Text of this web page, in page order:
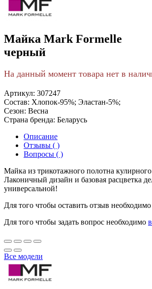
Майка Mark Formelle
черный
На данный момент товара нет в
Артикул: 307247
Состав: Хлопок-95%; Эластан-5%;
Сезон: Весна
Страна бренда: Беларусь
Описание
Отзывы ( )
Вопросы ( )
Майка из трикотажного полотна
Лаконичный дизайн и базовая расцветка
универсальной!
Для того чтобы оставить отзыв необходимо
Для того чтобы задать вопрос необходимо
Все модели